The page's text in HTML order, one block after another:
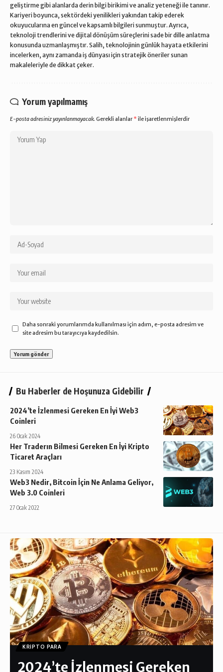
geliştirme gibi alanlarda derin bilgi birikimi ve analiz yeteneği ile tanınır.
Kariyeri boyunca, sektördeki yenilikleri yakından takip ederek
okuyucularına en güncel ve kapsamlı bilgileri sunmuştur. Ayrıca,
teknoloji trendlerini ve dijital dönüşüm süreçlerini sade bir dille anlatma
konusunda uzmanlaşmıştır. Salih, teknolojinin günlük hayata etkilerini
incelerken, aynı zamanda iş dünyası için stratejik öneriler sunan
makaleleriyle de dikkat çeker.
Yorum yapılmamış
E-posta adresiniz yayınlanmayacak. Gerekli alanlar * ile işaretlenmişlerdir
Daha sonraki yorumlarımda kullanılması için adım, e-posta adresim ve
site adresim bu tarayıcıya kaydedilsin.
Bu Haberler de Hoşunuza Gidebilir
2024’te İzlenmesi Gereken En İyi Web3
Coinleri
26 Ocak 2024
Her Traderın Bilmesi Gereken En İyi Kripto
Ticaret Araçları
23 Kasım 2024
Web3 Nedir, Bitcoin İçin Ne Anlama Geliyor,
Web 3.0 Coinleri
27 Ocak 2022
KRIPTO PARA
2024’te İzlenmesi Gereken